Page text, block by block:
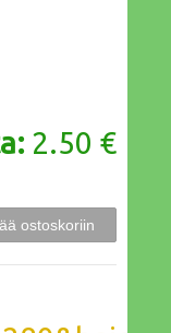
2.50 €